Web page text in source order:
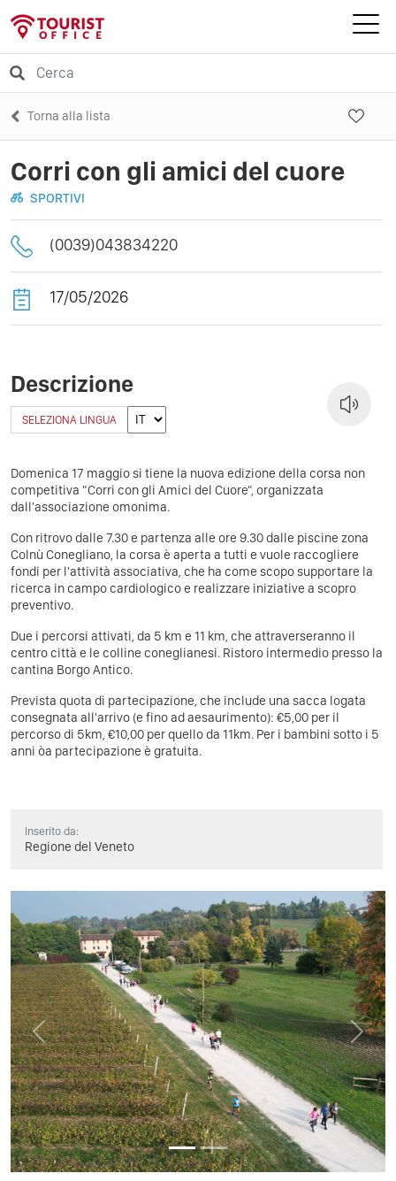
Torna alla lista
Corri con gli amici del cuore
SPORTIVI
(0039)043834220
17/05/2026
Descrizione
SELEZIONA LINGUA
Domenica 17 maggio si tiene la nuova edizione della corsa non
competitiva "Corri con gli Amici del Cuore", organizzata
dall'associazione omonima.
Con ritrovo dalle 7.30 e partenza alle ore 9.30 dalle piscine zona
Colnù Conegliano, la corsa è aperta a tutti e vuole raccogliere
fondi per l'attività associativa, che ha come scopo supportare la
ricerca in campo cardiologico e realizzare iniziative a scopro
preventivo.
Due i percorsi attivati, da 5 km e 11 km, che attraverseranno il
centro città e le colline coneglianesi. Ristoro intermedio presso la
cantina Borgo Antico.
Prevista quota di partecipazione, che include una sacca logata
consegnata all'arrivo (e fino ad aesaurimento): €5,00 per il
percorso di 5km, €10,00 per quello da 11km. Per i bambini sotto i 5
anni òa partecipazione è gratuita.
Inserito da:
Regione del Veneto
Previous Next